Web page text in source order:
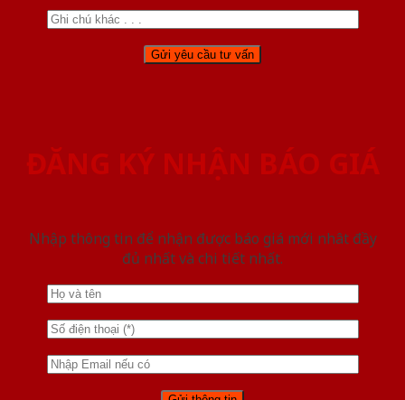
ĐĂNG KÝ NHẬN BÁO GIÁ
Nhập thông tin để nhận được báo giá mới nhât đầy
đủ nhất và chi tiết nhất.